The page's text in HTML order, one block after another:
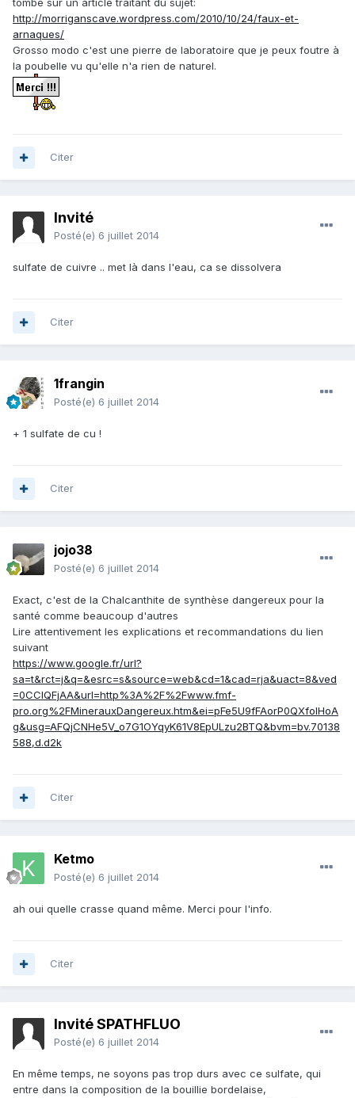
tombé sur un article traitant du sujet:
http://morriganscave.wordpress.com/2010/10/24/faux-et-
arnaques/
Grosso modo c'est une pierre de laboratoire que je peux foutre à
la poubelle vu qu'elle n'a rien de naturel.
Citer
Invité
Posté(e) 6 juillet 2014
sulfate de cuivre .. met là dans l'eau, ca se dissolvera
Citer
1frangin
Posté(e) 6 juillet 2014
+ 1 sulfate de cu !
Citer
jojo38
Posté(e) 6 juillet 2014
Exact, c'est de la Chalcanthite de synthèse dangereux pour la
santé comme beaucoup d'autres
Lire attentivement les explications et recommandations du lien
suivant
https://www.google.fr/url?
sa=t&rct=j&q=&esrc=s&source=web&cd=1&cad=rja&uact=8&ved
=0CCIQFjAA&url=http%3A%2F%2Fwww.fmf-
pro.org%2FMinerauxDangereux.htm&ei=pFe5U9fFAorP0QXfoIHoA
g&usg=AFQjCNHe5V_o7G1OYqyK61V8EpULzu2BTQ&bvm=bv.70138
588,d.d2k
Citer
Ketmo
Posté(e) 6 juillet 2014
ah oui quelle crasse quand même. Merci pour l'info.
Citer
Invité SPATHFLUO
Posté(e) 6 juillet 2014
En même temps, ne soyons pas trop durs avec ce sulfate, qui
entre dans la composition de la bouillie bordelaise,